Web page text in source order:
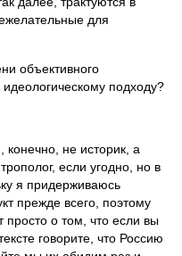
для
объективного
подходу?
конечно, не историк, а
если угодно, но в
я придерживаюсь
прежде всего, поэтому
просто о том, что если вы
говорите, что Россию